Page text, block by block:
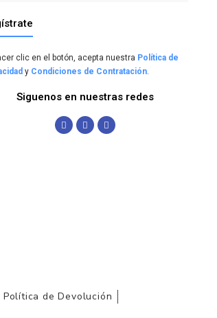
clic en el botón, acepta nuestra Política de
y Condiciones de Contratación.
Siguenos en nuestras redes
Política de Devolución